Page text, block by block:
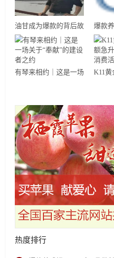
油甘成为爆款的背后故
事---汕尾南果农业带
你来揭晓
爆款
月份
国
有琴来相约｜这是一场
K11
热度排行